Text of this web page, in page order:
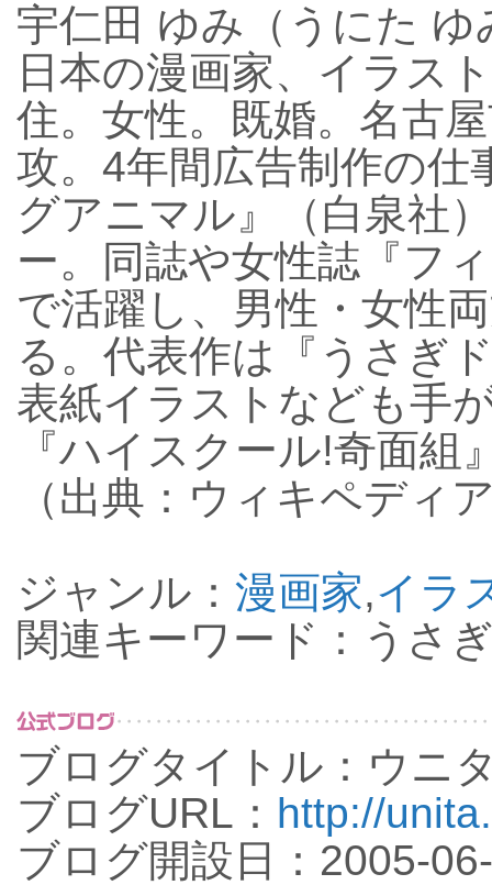
宇仁田 ゆみ（うにた
日本の漫画家、イラス
住。女性。既婚。名古
攻。4年間広告制作の
グアニマル』（白泉社
ー。同誌や女性誌『フ
で活躍し、男性・女性
る。代表作は『うさぎ
表紙イラストなども手
『ハイスクール!奇面
（出典：ウィキペディ
ジャンル： 漫画家,イラ
関連キーワード：うさ
ブログタイトル：ウニ
ブログURL： http://
ブログ開設日：2005-